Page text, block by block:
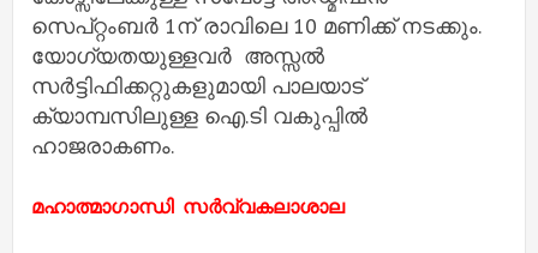
സെപ്റ്റംബർ 1ന് രാവിലെ 10 മണിക്ക് നടക്കും.
യോഗ്യതയുള്ളവർ അസ്സൽ
സർട്ടിഫിക്കറ്റുകളുമായി പാലയാട്
ക്യാമ്പസിലുള്ള ഐ.ടി വകുപ്പിൽ
ഹാജരാകണം.
മഹാത്മാഗാന്ധി സർവ്വകലാശാല